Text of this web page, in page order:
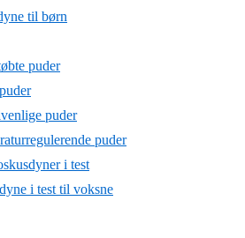
til børn
puder
puder
puder
i test
i test til voksne